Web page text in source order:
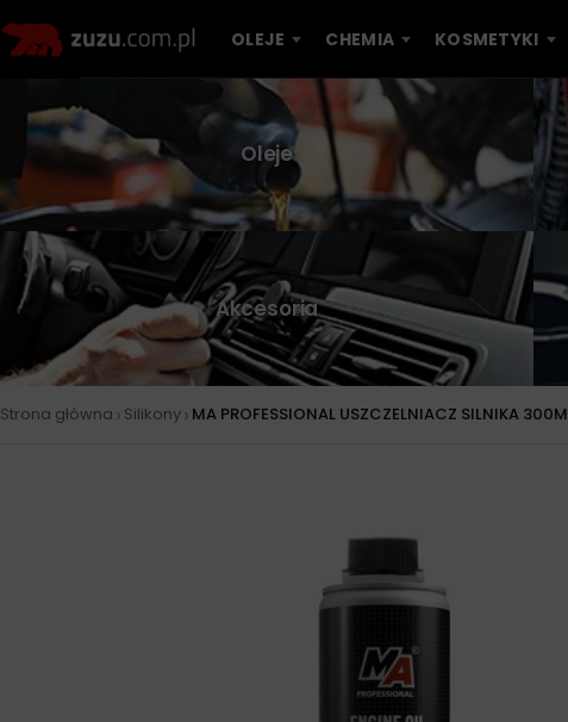
OLEJE CHEMIA KOSMETYKI
Oleje
Akcesoria
Strona główna › Silikony› MA PROFESSIONAL USZCZELNIACZ SILNIKA